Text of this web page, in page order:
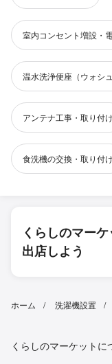
室内コンセント増設・
温水洗浄便座（ウォシ
アンテナ工事・取り付け
食洗機の交換・取り付け
くらしのマー
出店しよう
ホーム 洗濯機設置
くらしのマーケットに